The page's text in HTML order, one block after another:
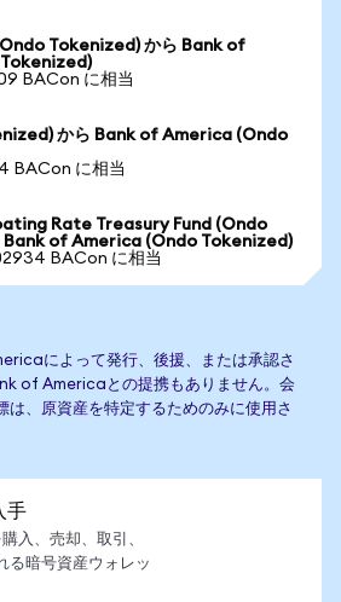
Tokenized) から Bank of
BACon に相当
から Bank of America (Ondo
BACon に相当
Rate Treasury Fund (Ondo
Bank of America (Ondo Tokenized)
BACon に相当
によって発行、後援、または承認さ
of Americaとの提携もありません。会
は、原資産を特定するためのみに使用さ
手
入、売却、取引、
る暗号資産ウォレッ